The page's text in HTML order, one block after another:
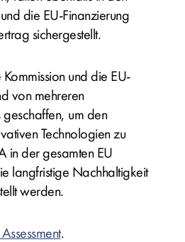
die EU-Finanzierung
sichergestellt.
und die EU-
von mehreren
um den
Technologien zu
in der gesamten EU
langfristige Nachhaltigkeit
werden.
.